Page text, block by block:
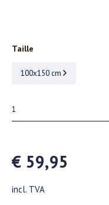
Taille
100x150 cm
€ 59,95
incl. TVA